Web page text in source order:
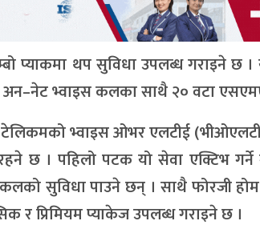
प्याकमा थप सुविधा उपलब्ध गराइने
अन–नेट भ्वाइस कलका साथै २० वटा
भ्वाइस ओभर एलटीई
छ । पहिलो पटक यो सेवा एक्टिभ गर्ने
सुविधा पाउने छन् । साथै फोरजी होम
र प्रिमियम प्याकेज उपलब्ध गराइने छ ।